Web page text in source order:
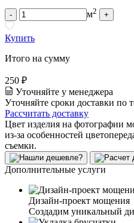
- м2 +
Купить
Итого на сумму
250 ₽
Уточняйте у менеджера
Уточняйте сроки доставки по
Рассчитать доставку
Цвет изделия на фотографии
из-за особенностей
съемки.
Дополнительные услуги
Дизайн-проект мощения
Создадим уникальный